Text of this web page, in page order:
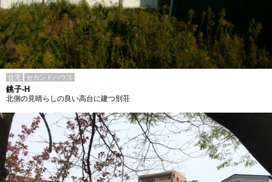
住宅 セカンドハウス
銚子-H
北側の見晴らしの良い高台に建つ別荘